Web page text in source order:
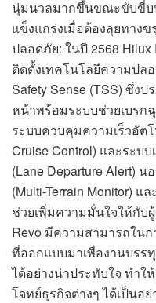
นุ่มนวลมากขึ้นขณะขับขี่บ
แข็งแกร่งเมื่อต้องลุยทาง
ปลอดภัย: ในปี 2568
ติดตั้งเทคโนโลยีความปล
Safety Sense (TSS) ซึ่ง
หน้าพร้อมระบบช่วยเบรกฉุ
ระบบควบคุมความเร็วอัต
Cruise Control) และระบ
(Lane Departure Alert)
(Multi-Terrain Monitor)
ช่วยเพิ่มความมั่นใจให้กับ
Revo มีความสามารถใน
ที่ออกแบบมาเพื่องานบรร
ได้อย่างน่าประทับใจ ทำใ
โจทย์ธุรกิจต่างๆ ได้เป็นอ